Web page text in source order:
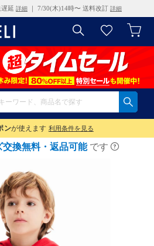
延 詳細 ｜ 7/30(木)14時〜 送料改訂 詳細
ンが使えます 利用条件を見る
交換無料・返品可能 です